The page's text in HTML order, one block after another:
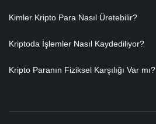
Kimler Kripto Para Nasıl Üretebilir?
Kriptoda İşlemler Nasıl Kaydediliyor?
Kripto Paranın Fiziksel Karşılığı Var mı?